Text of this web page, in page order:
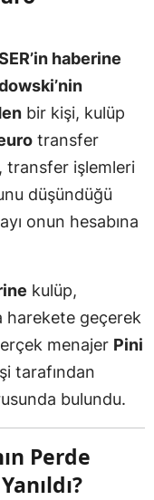
haberine
bir kişi, kulüp
transfer
transfer işlemleri
düşündüğü
onun hesabına
kulüp,
harekete geçerek
menajer Pini
tarafından
bulundu.
Perde